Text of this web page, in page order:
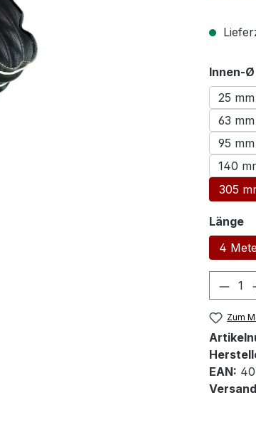
Innen-Ø
25 mm
63 mm
95 mm
140
305
Länge
4
Zum
EAN: